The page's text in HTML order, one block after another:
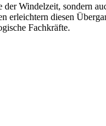
Windelzeit, sondern
erleichtern diesen
Fachkräfte.